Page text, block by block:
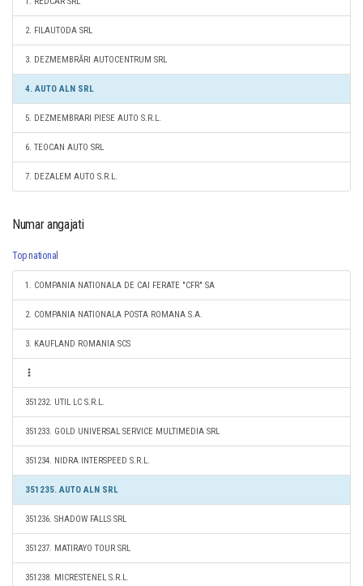
2. FILAUTODA SRL
3. DEZMEMBRĂRI AUTOCENTRUM SRL
4. AUTO ALN SRL
5. DEZMEMBRARI PIESE AUTO S.R.L.
6. TEOCAN AUTO SRL
7. DEZALEM AUTO S.R.L.
Numar angajati
Top national
1. COMPANIA NATIONALA DE CAI FERATE "CFR" SA
2. COMPANIA NATIONALA POSTA ROMANA S.A.
3. KAUFLAND ROMANIA SCS
351232. UTIL LC S.R.L.
351233. GOLD UNIVERSAL SERVICE MULTIMEDIA SRL
351234. NIDRA INTERSPEED S.R.L.
351235. AUTO ALN SRL
351236. SHADOW FALLS SRL
351237. MATIRAYO TOUR SRL
351238. MICRESTENEL S.R.L.